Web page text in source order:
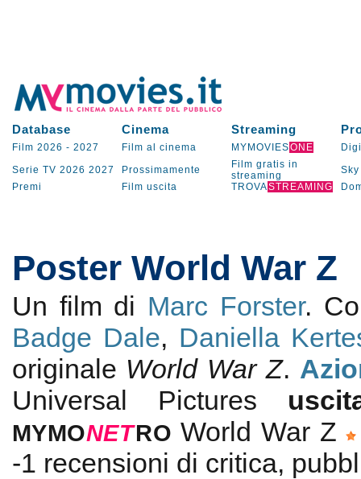
Database Cinema Streaming
Film 2026 - 2027 Film al cinema MYMOVIESONE
Serie TV 2026 2027 Prossimamente
Film gratis in
streaming
Sky
Premi
Film uscita TROVASTREAMING
Poster World War Z
Un film di Marc Forster.
Badge Dale, Daniella
originale World War Z.
Universal Pictures
MYMONETRO World War Z
-1 recensioni di critica,